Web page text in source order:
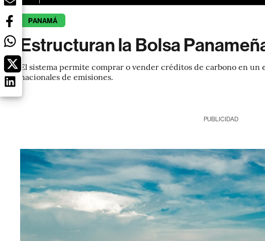
PANAMÁ
Estructuran la Bolsa
El sistema permite comprar o vender créditos de carbono en
nacionales de emisiones.
PUBLICIDAD